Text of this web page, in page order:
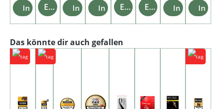
In den Warenkorb
Einzelheiten In den Warenkorb
In den Warenkorb
Einzelheiten Einzelheiten In den In
Produktgalerie überspringen
Das könnte dir auch gefallen